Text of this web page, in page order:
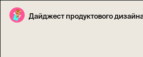
Дайджест продуктового